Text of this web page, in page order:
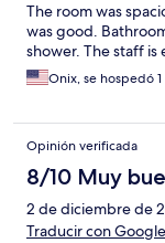
The room was
was good.
shower. The staff
Onix, se hospedó
Opinión verificada
8/10 Muy
2 de diciembre de
Traducir con Google